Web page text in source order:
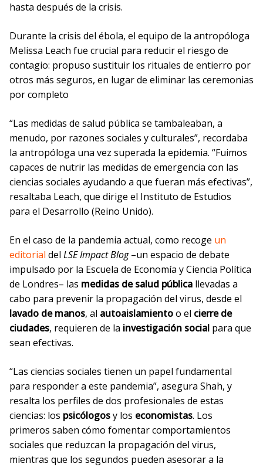
hasta después de la crisis.
Durante la crisis del ébola, el equipo de la antropóloga
Melissa Leach fue crucial para reducir el riesgo de
contagio: propuso sustituir los rituales de entierro por
otros más seguros, en lugar de eliminar las ceremonias
por completo
“Las medidas de salud pública se tambaleaban, a
menudo, por razones sociales y culturales”, recordaba
la antropóloga una vez superada la epidemia. “Fuimos
capaces de nutrir las medidas de emergencia con las
ciencias sociales ayudando a que fueran más efectivas”,
resaltaba Leach, que dirige el Instituto de Estudios
para el Desarrollo (Reino Unido).
En el caso de la pandemia actual, como recoge un
editorial del LSE Impact Blog–un espacio de debate
impulsado por la Escuela de Economía y Ciencia Política
de Londres– las medidas de salud pública llevadas a
cabo para prevenir la propagación del virus, desde el
lavado de manos, al autoaislamientoo el cierre de
ciudades, requieren de la investigación social para que
sean efectivas.
“Las ciencias sociales tienen un papel fundamental
para responder a este pandemia”, asegura Shah, y
resalta los perfiles de dos profesionales de estas
ciencias: los psicólogosy los economistas. Los
primeros saben cómo fomentar comportamientos
sociales que reduzcan la propagación del virus,
mientras que los segundos pueden asesorar a la